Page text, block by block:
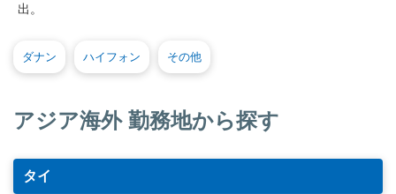
出。
ダナン ハイフォン その他
アジア海外 勤務地から探す
タイ